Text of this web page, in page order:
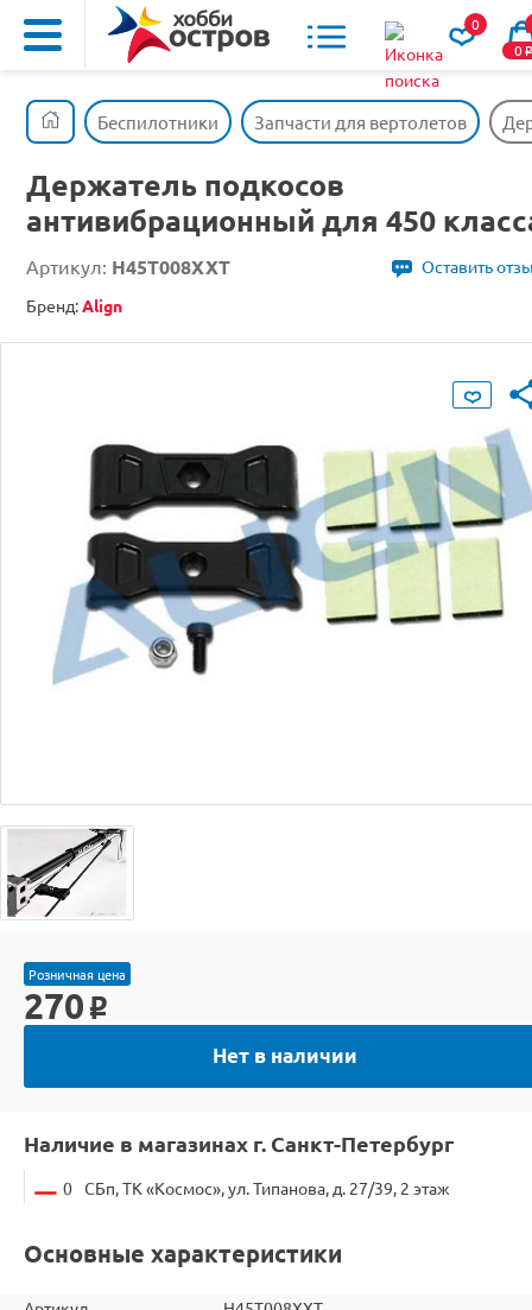
0
0o
Беспилотники Запчасти для вертолетов
Держатель подкосов
антивибрационный для 450
Артикул: H45T008XXT
Оставить
Бренд:Align
Розничная цена
270 o
Нет в наличии
Наличие в магазинах г. Санкт-Петербург
0 СБп, ТК «Космос», ул. Типанова, д. 27/39, 2 этаж
Основные характеристики